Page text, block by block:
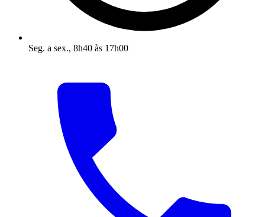
Seg. a sex., 8h40 às 17h00